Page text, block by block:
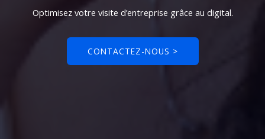
Optimisez votre visite d’entreprise grâce au digital.
CONTACTEZ-NOUS >